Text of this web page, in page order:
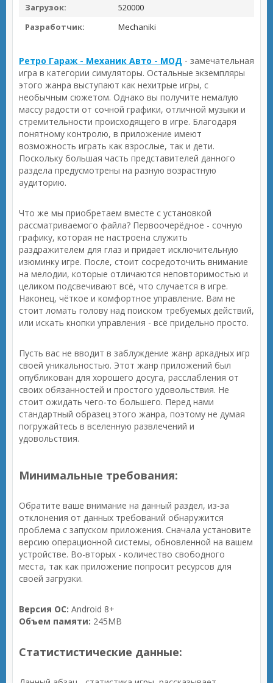
Загрузок:
520000
Разработчик:
Mechaniki
Ретро Гараж - Механик Авто - МОД - замечательная
игра в категории симуляторы. Остальные экземпляры
этого жанра выступают как нехитрые игры, с
необычным сюжетом. Однако вы получите немалую
массу радости от сочной графики, отличной музыки и
стремительности происходящего в игре. Благодаря
понятному контролю, в приложение имеют
возможность играть как взрослые, так и дети.
Поскольку большая часть представителей данного
раздела предусмотрены на разную возрастную
аудиторию.
Что же мы приобретаем вместе с установкой
рассматриваемого файла? Первоочерёдное - сочную
графику, которая не настроена служить
раздражителем для глаз и придает исключительную
изюминку игре. После, стоит сосредоточить внимание
на мелодии, которые отличаются неповторимостью и
целиком подсвечивают всё, что случается в игре.
Наконец, чёткое и комфортное управление. Вам не
стоит ломать голову над поиском требуемых действий,
или искать кнопки управления - всё придельно просто.
Пусть вас не вводит в заблуждение жанр аркадных игр
своей уникальностью. Этот жанр приложений был
опубликован для хорошего досуга, расслабления от
своих обязанностей и простого удовольствия. Не
стоит ожидать чего-то большего. Перед нами
стандартный образец этого жанра, поэтому не думая
погружайтесь в вселенную развлечений и
удовольствия.
Минимальные требования:
Обратите ваше внимание на данный раздел, из-за
отклонения от данных требований обнаружится
проблема с запуском приложения. Сначала установите
версию операционной системы, обновленной на вашем
устройстве. Во-вторых - количество свободного
места, так как приложение попросит ресурсов для
своей загрузки.
Версия ОС: Android 8+
Объем памяти: 245MB
Статистистические данные: